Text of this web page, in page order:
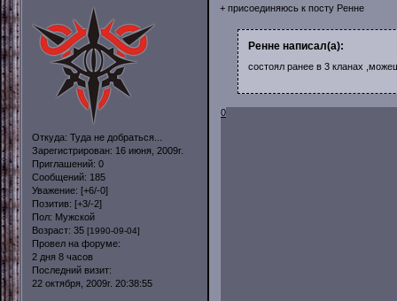
Откуда: Туда не добраться...
Зарегистрирован: 16 июня, 2009г.
Приглашений: 0
Сообщений: 185
Уважение: [+6/-0]
Позитив: [+3/-2]
Пол: Мужской
Возраст: 35 [1990-09-04]
Провел на форуме:
2 дня 8 часов
Последний визит:
22 октября, 2009г. 20:38:55
+ присоединяюсь к посту Ренне
Ренне написал(а):
состоял ранее в 3 кланах
0